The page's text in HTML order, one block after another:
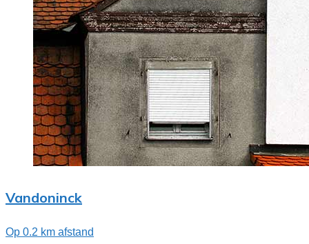
Vandoninck
Op 0.2 km afstand